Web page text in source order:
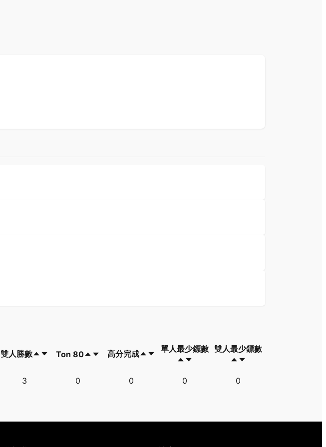
雙人勝數 Ton 80 高分完成 單人最少鏢數 雙人最少鏢數
3 0 0 0 0